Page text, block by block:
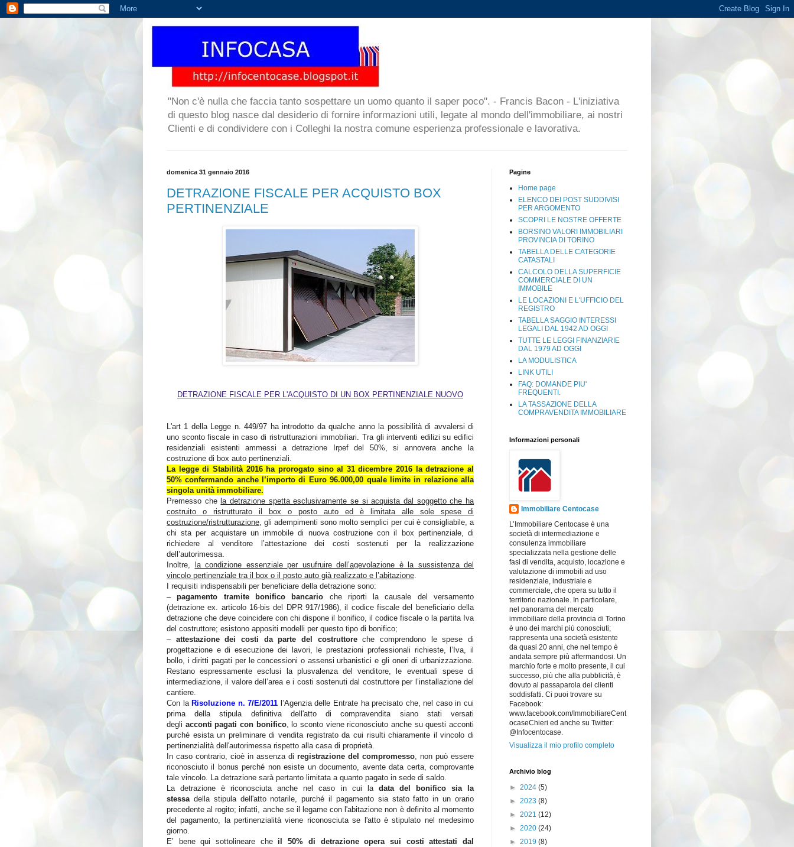
"Non c'è nulla che faccia tanto sospettare un uomo quanto il saper poco". - Francis Bacon - L'iniziativa
di questo blog nasce dal desiderio di fornire informazioni utili, legate al mondo dell'immobiliare, ai nostri
Clienti e di condividere con i Colleghi la nostra comune esperienza professionale e lavorativa.
domenica 31 gennaio 2016
DETRAZIONE FISCALE PER ACQUISTO BOX
PERTINENZIALE
DETRAZIONE FISCALE PER L'ACQUISTO DI UN BOX PERTINENZIALE NUOVO
L'art 1 della Legge n. 449/97 ha introdotto da qualche anno la possibilità di avvalersi di
uno sconto fiscale in caso di ristrutturazioni immobiliari. Tra gli interventi edilizi su edifici
residenziali esistenti ammessi a detrazione Irpef del 50%, si annovera anche la
costruzione di box auto pertinenziali.
La legge di Stabilità 2016 haprorogato sino al 31 dicembre 2016 la detrazione al
50% confermando anche l’importo di Euro 96.000,00 quale limite in relazione alla
singola unità immobiliare.
Premesso che la detrazione spetta esclusivamente se si acquista dal soggetto che ha
costruito o ristrutturato il box o posto auto ed è limitata alle sole spese di
costruzione/ristrutturazione, gli adempimenti sono molto semplici per cui è consigliabile, a
chi sta per acquistare un immobile di nuova costruzione con il box pertinenziale, di
richiedere al venditore l’attestazione dei costi sostenuti per la realizzazione
dell’autorimessa.
Inoltre,
la condizione essenziale per usufruire dell’agevolazione è la sussistenza del
vincolo pertinenziale tra il box o il posto auto già realizzato e l’abitazione.
I requisiti indispensabili per beneficiare della detrazione sono:
–
pagamento tramite bonifico bancario
che riporti la causale del versamento
(detrazione ex. articolo 16-bis del DPR 917/1986), il codice fiscale del beneficiario della
detrazione che deve coincidere con chi dispone il bonifico, il codice fiscale o la partita Iva
del costruttore; esistono appositi modelli per questo tipo di bonifico;
– attestazione dei costi da parte del costruttore che comprendono le spese di
progettazione e di esecuzione dei lavori, le prestazioni professionali richieste, l’Iva, il
bollo, i diritti pagati per le concessioni o assensi urbanistici e gli oneri di urbanizzazione.
Restano espressamente esclusi la plusvalenza del venditore, le eventuali spese di
intermediazione, il valore dell’area e i costi sostenuti dal costruttore per l’installazione del
cantiere.
Con la Risoluzione n. 7/E/2011 l’Agenzia delle Entrate ha precisato che, nel caso in cui
prima della stipula definitiva dell'atto di compravendita siano stati versati
degli acconti pagati con bonifico, lo sconto viene riconosciuto anche su questi acconti
purché esista un preliminare di vendita registrato da cui risulti chiaramente il vincolo di
pertinenzialità dell'autorimessa rispetto alla casa di proprietà.
In caso contrario, cioè in assenza di registrazione del compromesso, non può essere
riconosciuto il bonus perché non esiste un documento, avente data certa, comprovante
tale vincolo. La detrazione sarà pertanto limitata a quanto pagato in sede di saldo.
La detrazione è riconosciuta anche nel caso in cui la
data del bonifico sia la
stessadella stipula dell'atto notarile, purché il pagamento sia stato fatto in un orario
precedente al rogito; infatti, anche se il legame con l'abitazione non è definito al momento
del pagamento, la pertinenzialità viene riconosciuta se l'atto è stipulato nel medesimo
giorno.
E’ bene qui sottolineare che
il 50% di detrazione opera sui costi attestati dal
Pagine
Home page
ELENCO DEI POST SUDDIVISI
PER ARGOMENTO
SCOPRI LE NOSTRE OFFERTE
BORSINO VALORI IMMOBILIARI
PROVINCIA DI TORINO
TABELLA DELLE CATEGORIE
CATASTALI
CALCOLO DELLA SUPERFICIE
COMMERCIALE DI UN
IMMOBILE
LE LOCAZIONI E L'UFFICIO DEL
REGISTRO
TABELLA SAGGIO INTERESSI
LEGALI DAL 1942 AD OGGI
TUTTE LE LEGGI FINANZIARIE
DAL 1979 AD OGGI
LA MODULISTICA
LINK UTILI
FAQ: DOMANDE PIU'
FREQUENTI.
LA TASSAZIONE DELLA
COMPRAVENDITA IMMOBILIARE
Informazioni personali
Immobiliare Centocase
L’Immobiliare Centocase è una
società di intermediazione e
consulenza immobiliare
specializzata nella gestione delle
fasi di vendita, acquisto, locazione e
valutazione di immobili ad uso
residenziale, industriale e
commerciale, che opera su tutto il
territorio nazionale. In particolare,
nel panorama del mercato
immobiliare della provincia di Torino
è uno dei marchi più conosciuti;
rappresenta una società esistente
da quasi 20 anni, che nel tempo è
andata sempre più affermandosi. Un
marchio forte e molto presente, il cui
successo, più che alla pubblicità, è
dovuto al passaparola dei clienti
soddisfatti. Ci puoi trovare su
Facebook:
www.facebook.com/ImmobiliareCent
ocaseChieri ed anche su Twitter:
@Infocentocase.
Visualizza il mio profilo completo
Archivio blog
► 2024 (5)
► 2023 (8)
► 2021 (12)
► 2020 (24)
► 2019 (8)